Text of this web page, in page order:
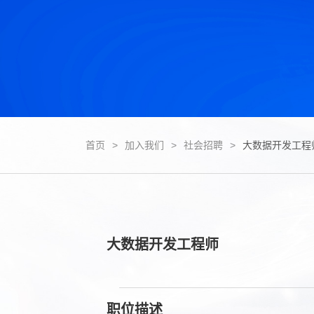
首页 > 加入我们 > 社会招聘 > 大数据开发工程
大数据开发工程师
职位描述